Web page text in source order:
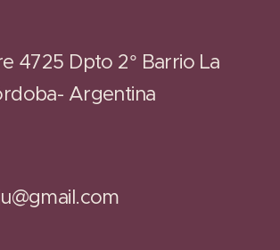
4725 Dpto 2° Barrio La
Argentina